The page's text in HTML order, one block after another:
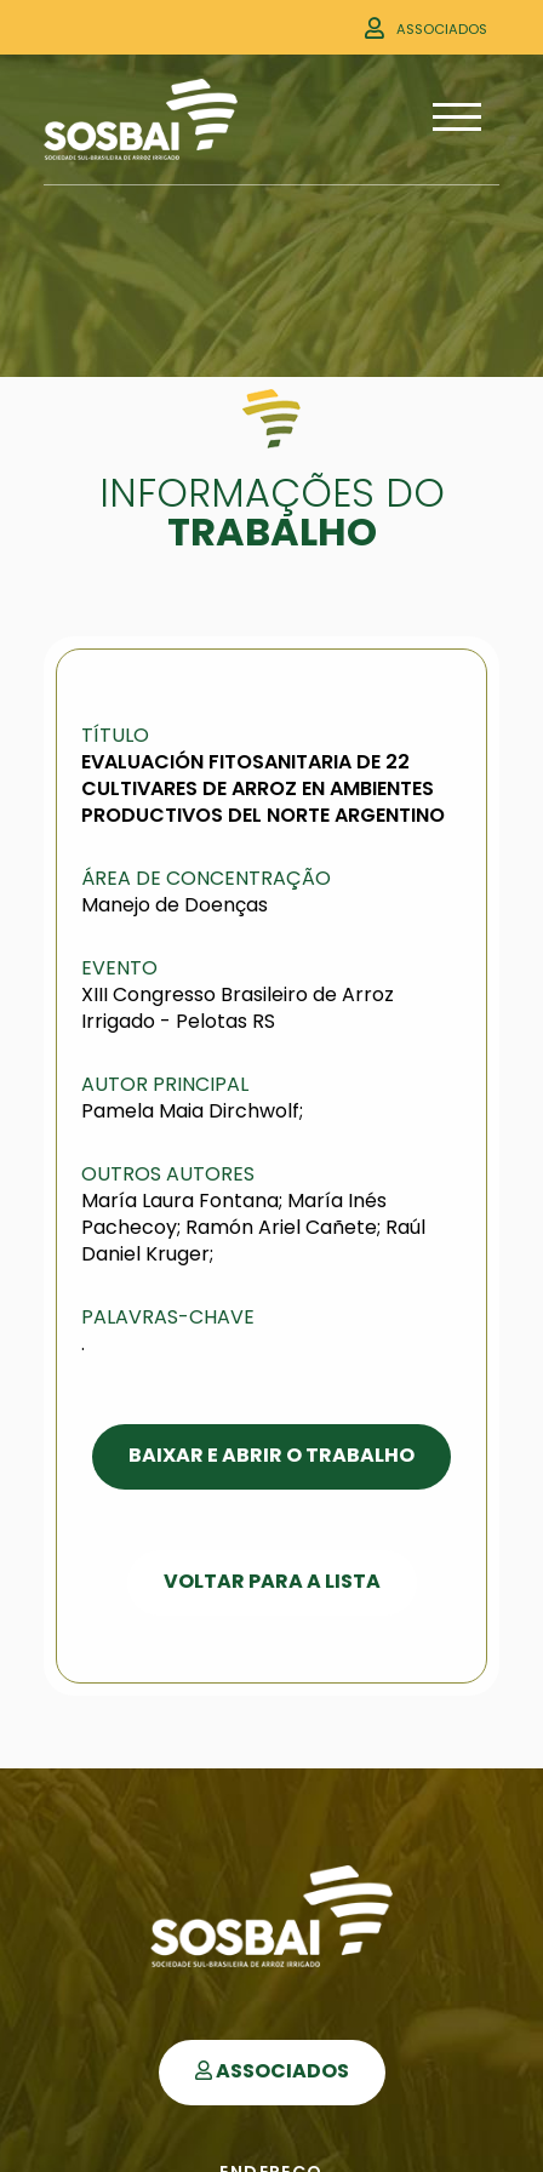
ASSOCIADOS
INFORMAÇÕES DO
TRABALHO
TÍTULO
EVALUACIÓN FITOSANITARIA DE 22
CULTIVARES DE ARROZ EN AMBIENTES
PRODUCTIVOS DEL NORTE ARGENTINO
ÁREA DE CONCENTRAÇÃO
Manejo de Doenças
EVENTO
XIII Congresso Brasileiro de Arroz
Irrigado - Pelotas RS
AUTOR PRINCIPAL
Pamela Maia Dirchwolf;
OUTROS AUTORES
María Laura Fontana; María Inés
Pachecoy; Ramón Ariel Cañete; Raúl
Daniel Kruger;
PALAVRAS-CHAVE
.
BAIXAR E ABRIR O TRABALHO
VOLTAR PARA A LISTA
ASSOCIADOS